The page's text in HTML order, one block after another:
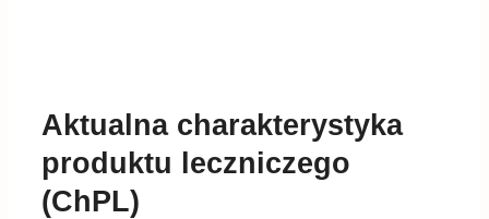
Aktualna charakterystyka
produktu leczniczego
(ChPL)